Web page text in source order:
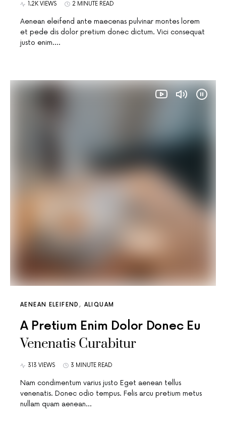
1.2K VIEWS 2 MINUTE READ
Aenean eleifend ante maecenas pulvinar montes lorem
et pede dis dolor pretium donec dictum. Vici consequat
justo enim.…
AENEAN ELEIFEND ALIQUAM
A Pretium Enim Dolor Donec Eu
Venenatis Curabitur
313 VIEWS 3 MINUTE READ
Nam condimentum varius justo Eget aenean tellus
venenatis. Donec odio tempus. Felis arcu pretium metus
nullam quam aenean…